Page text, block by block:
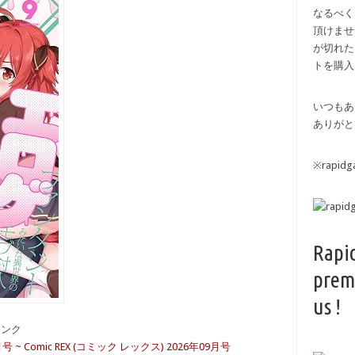
ク
~ Comic REX (コミック レックス) 2026年09月号
なるべ
頂けま
が切れ
トを購
いつも
ありが
us !